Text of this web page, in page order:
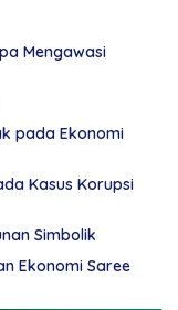
Mengawasi
pada Ekonomi
Kasus Korupsi
Simbolik
Ekonomi Saree